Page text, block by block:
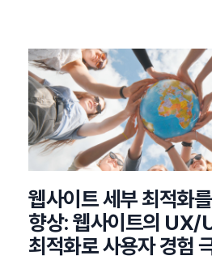
CONTACT
정부지원사업
웹사이트 세부 최적화
향상: 웹사이트의 UX/
최적화로 사용자 경험